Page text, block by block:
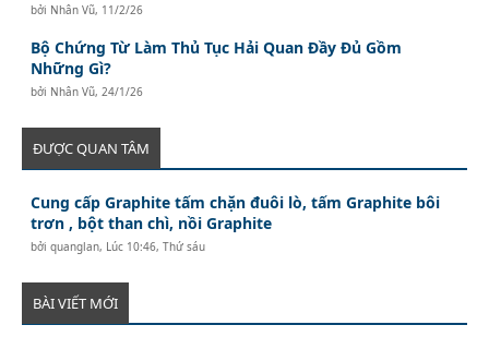
bởi Nhân Vũ, 11/2/26
Bộ Chứng Từ Làm Thủ Tục Hải Quan Đầy Đủ Gồm
Những Gì?
bởi Nhân Vũ, 24/1/26
ĐƯỢC QUAN TÂM
Cung cấp Graphite tấm chặn đuôi lò, tấm Graphite bôi
trơn , bột than chì, nồi Graphite
bởiquanglan, Lúc 10:46, Thứ sáu
BÀI VIẾT MỚI